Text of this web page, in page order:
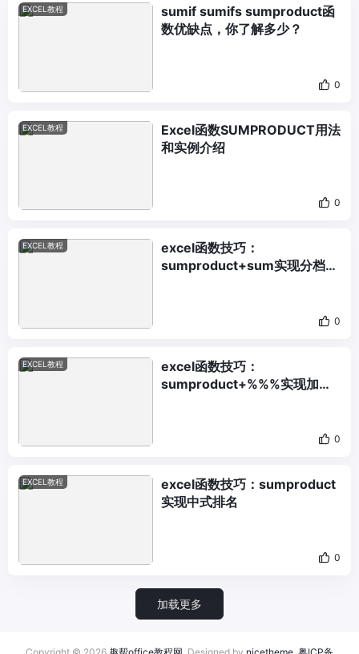
EXCEL教程
sumif sumifs sumproduct函
数优缺点，你了解多少？
0
EXCEL教程
Excel函数SUMPRODUCT用法
和实例介绍
0
EXCEL教程
excel函数技巧：
sumproduct+sum实现分档乘
0
EXCEL教程
excel函数技巧：
sumproduct+%%%实现加权
0
EXCEL教程
excel函数技巧：sumproduct
实现中式排名
0
加载更多